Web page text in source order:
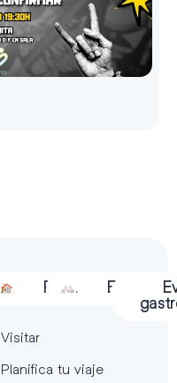
Alojamiento
Restauración
Actividades
Visitar
Planifica tu viaje